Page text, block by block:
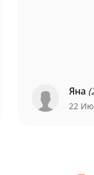
Яна
22